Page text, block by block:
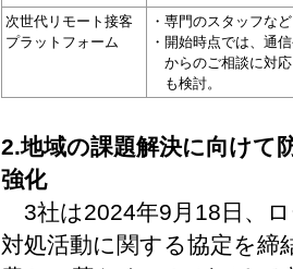
次世代リモート接客
プラットフォーム
・専門のスタッフな
・開始時点では、通
からのご相談に対
も検討。
2.地域の課題解決に向けて
強化
3社は2024年9月18日、
対処活動に関する協定を締